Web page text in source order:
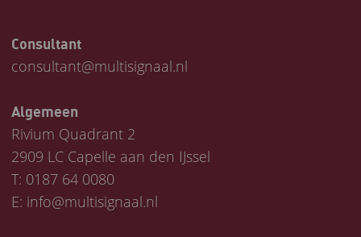
Consultant
consultant@multisignaal.nl
Algemeen
Rivium Quadrant 2
2909 LC Capelle aan den IJssel
T: 0187 64 0080
E: info@multisignaal.nl